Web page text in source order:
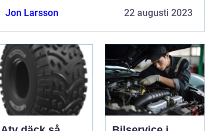
kommer vi att titta närmare på de vanligaste
Jon Larsson 22 augusti 2023